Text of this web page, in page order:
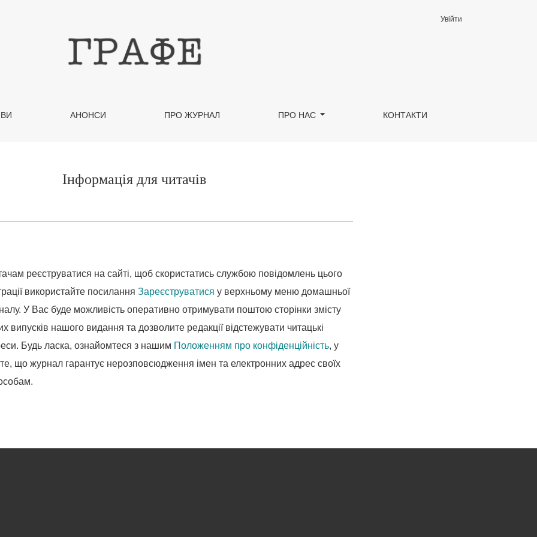
АНОНСИ ПРО ЖУРНАЛ ПРО НАС КОНТАКТИ
Увійти
Інформація для читачів
реєструватися на сайті, щоб скористатись службою повідомлень цього
використайте посилання Зареєструватися у верхньому меню домашньої
У Вас буде можливість оперативно отримувати поштою сторінки змісту
випусків нашого видання та дозволите редакції відстежувати читацькі
Будь ласка, ознайомтеся з нашим Положенням про конфіденційність, у
що журнал гарантує нерозповсюдження імен та електронних адрес своїх